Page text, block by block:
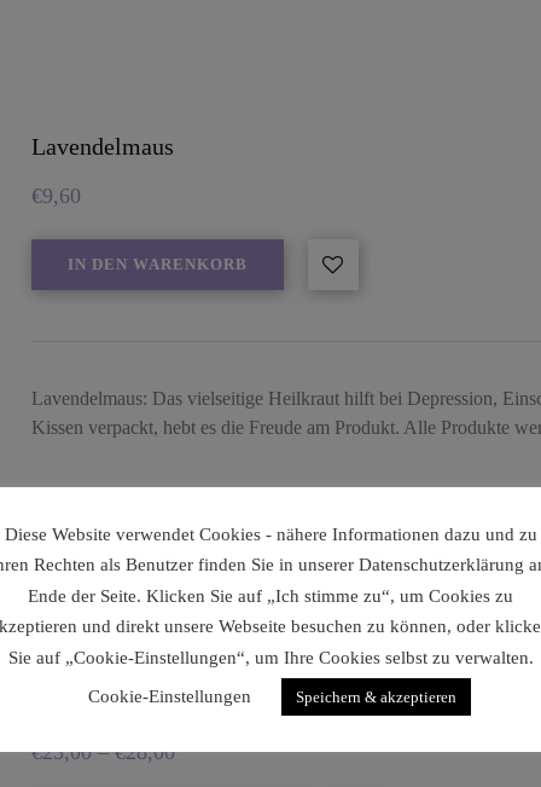
Lavendelmaus
€9,60
IN DEN WARENKORB
Lavendelmaus: Das vielseitige Heilkraut hilft bei Depression,
Kissen verpackt, hebt es die Freude am Produkt. Alle Produkte
Lavendelkissen
€23,00–€28,00
Diese Website verwendet Cookies - nähere Informationen dazu und zu
Rechten als Benutzer finden Sie in unserer Datenschutzerklärung
Ende der Seite. Klicken Sie auf „Ich stimme zu“, um Cookies zu
und direkt unsere Webseite besuchen zu können, oder
Sie auf „Cookie-Einstellungen“, um Ihre Cookies selbst zu verwalten.
Cookie-Einstellungen
Speichern & akzeptieren